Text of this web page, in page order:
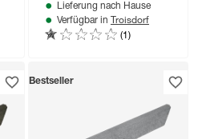
Lieferung nach Hause
Verfügbar in Troisdorf
(1)
Bestseller